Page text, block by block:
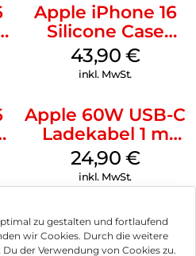
zu gestalten und fortlaufend
wir Cookies. Durch die weitere
der Verwendung von Cookies zu.
Apple iPhone 16
Silicone Case
MagSafe Plum
43,90 €
inkl. MwSt.
Apple 60W USB-C
Ladekabel 1 m
Weiß
24,90 €
inkl. MwSt.